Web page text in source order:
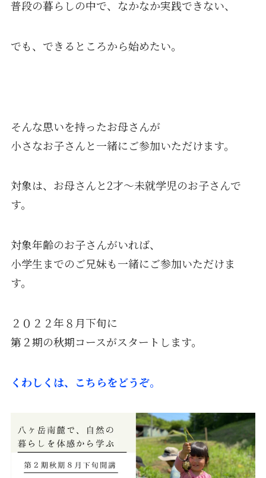
普段の暮らしの中で、なかなか実践できない、
でも、できるところから始めたい。
そんな思いを持ったお母さんが
小さなお子さんと一緒にご参加いただけます。
対象は、お母さんと2才〜未就学児のお子さんで
す。
対象年齢のお子さんがいれば、
小学生までのご兄妹も一緒にご参加いただけま
す。
２０２２年８月下旬に
第２期の秋期コースがスタートします。
くわしくは、こちらをどうぞ。